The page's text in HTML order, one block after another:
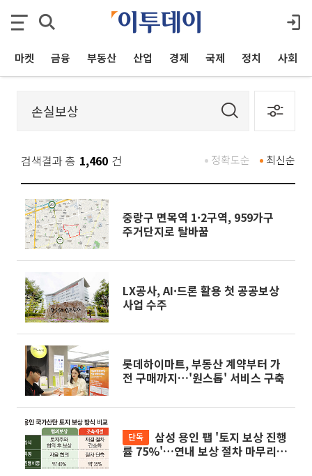
마켓 금융 부동산 산업 경제 국제 정치 사회
검색결과 총 1,460 건 최신순
정확도순
중랑구 면목역 1·2구역, 959가구
주거단지로 탈바꿈
LX공사, AI·드론 활용 첫 공공보상
사업 수주
롯데하이마트, 부동산 계약부터 가
전 구매까지…'원스톱' 서비스 구축
단독
률 75%'…연내 보상 절차 마무리